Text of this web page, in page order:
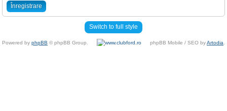
Înregistrare
Switch to full style
Powered by phpBB © phpBB Group. phpBB Mobile / SEO byArtodia